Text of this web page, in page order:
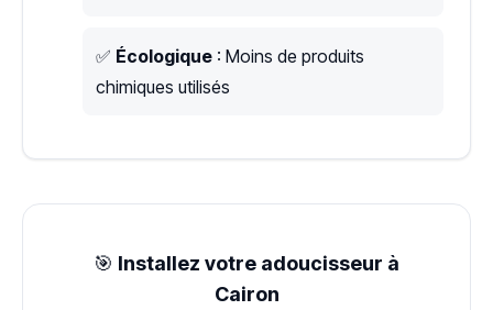
✅ Écologique : Moins de produits
chimiques utilisés
🎯 Installez votre adoucisseur à
Cairon